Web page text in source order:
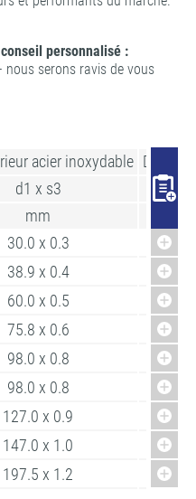
personnalisé :
nous serons ravis de vous
acier inoxydable
d1 x s3
mm
30.0 x 0.3
38.9 x 0.4
60.0 x 0.5
75.8 x 0.6
98.0 x 0.8
98.0 x 0.8
127.0 x 0.9
147.0 x 1.0
197.5 x 1.2